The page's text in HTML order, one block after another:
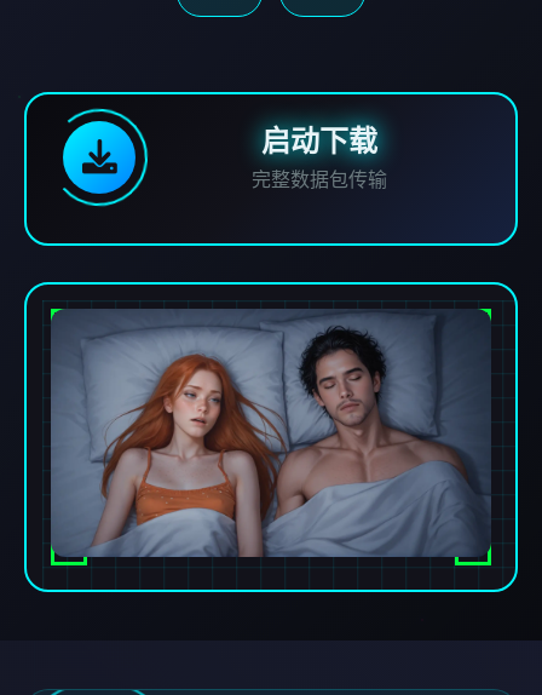
启动下载
完整数据包传输